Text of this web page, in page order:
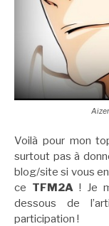
Voilà pour mon
surtout pas à
blog/site si vous
ce TFM2A! Je
dessous de
participation !